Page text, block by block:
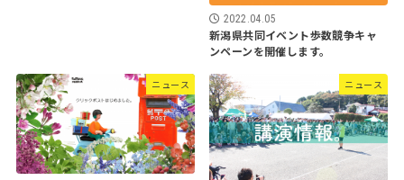
2022.04.05
新潟県共同イベント歩数競争キャ
ンペーンを開催します。
ニュース ニュース